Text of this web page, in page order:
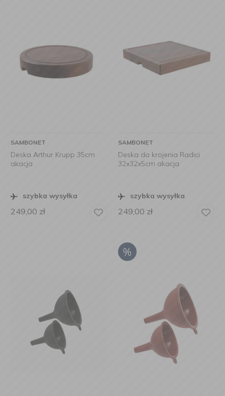
SAMBONET
Deska Arthur Krupp 35cm
akacja
szybka wysyłka
249,00 zł
SAMBONET
Deska do krojenia Radici
32x32x5cm akacja
szybka wysyłka
249,00 zł